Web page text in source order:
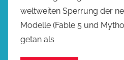
weltweiten Sperrung der
Modelle (Fable 5 und
getan als